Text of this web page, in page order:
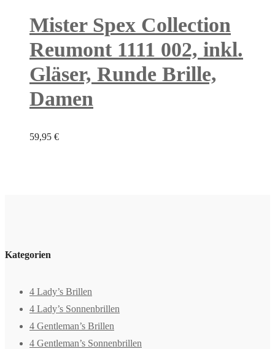
Mister Spex Collection
Reumont 1111 002, inkl.
Gläser, Runde Brille,
Damen
59,95 €
Kategorien
4 Lady’s Brillen
4 Lady’s Sonnenbrillen
4 Gentleman’s Brillen
4 Gentleman’s Sonnenbrillen